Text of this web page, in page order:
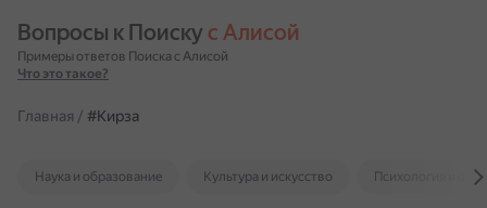
Вопросы к Поиску с Алисой
Примеры ответов Поиска с Алисой
Что это такое?
Главная / #Кирза
Наука и образование Культура и искусство Психология и